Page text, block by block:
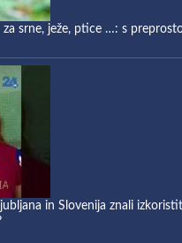
za srne, ježe, ptice …: s
in Slovenija znali